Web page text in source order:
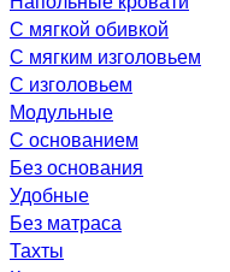
С мягкой обивкой
С мягким изголовьем
С изголовьем
Модульные
С основанием
Без основания
Удобные
Без матраса
Тахты